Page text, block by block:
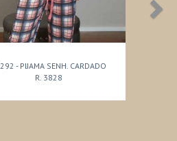
- PIJAMA SENH. CARDADO
R. 3828